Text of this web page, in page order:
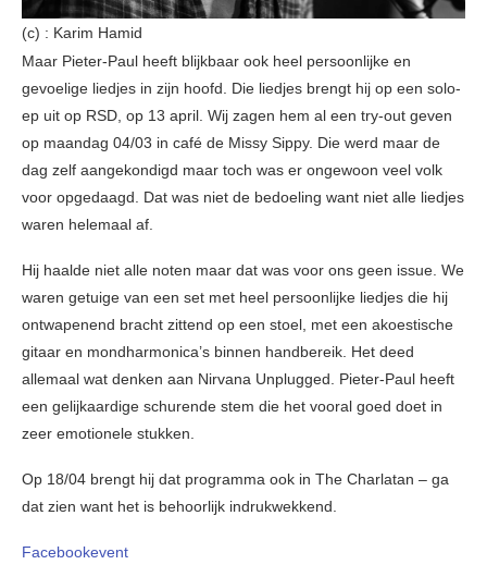
(c) : Karim Hamid
Maar Pieter-Paul heeft blijkbaar ook heel persoonlijke en
gevoelige liedjes in zijn hoofd. Die liedjes brengt hij op een solo-
ep uit op RSD, op 13 april. Wij zagen hem al een try-out geven
op maandag 04/03 in café de Missy Sippy. Die werd maar de
dag zelf aangekondigd maar toch was er ongewoon veel volk
voor opgedaagd. Dat was niet de bedoeling want niet alle liedjes
waren helemaal af.
Hij haalde niet alle noten maar dat was voor ons geen issue. We
waren getuige van een set met heel persoonlijke liedjes die hij
ontwapenend bracht zittend op een stoel, met een akoestische
gitaar en mondharmonica’s binnen handbereik. Het deed
allemaal wat denken aan Nirvana Unplugged. Pieter-Paul heeft
een gelijkaardige schurende stem die het vooral goed doet in
zeer emotionele stukken.
Op 18/04 brengt hij dat programma ook in The Charlatan – ga
dat zien want het is behoorlijk indrukwekkend.
Facebookevent